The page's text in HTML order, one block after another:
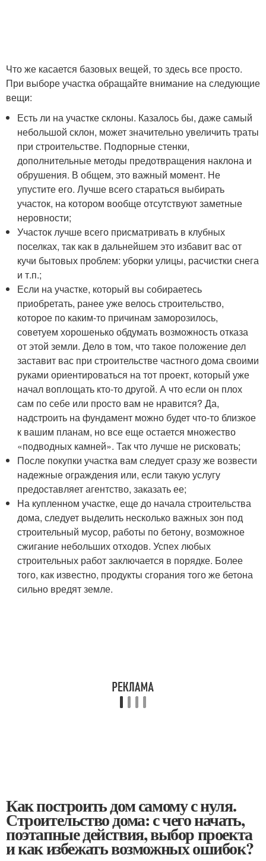
Что же касается базовых вещей, то здесь все просто.
При выборе участка обращайте внимание на следующие
вещи:
Есть ли на участке склоны. Казалось бы, даже самый
небольшой склон, может значительно увеличить траты
при строительстве. Подпорные стенки,
дополнительные методы предотвращения наклона и
обрушения. В общем, это важный момент. Не
упустите его. Лучше всего стараться выбирать
участок, на котором вообще отсутствуют заметные
неровности;
Участок лучше всего присматривать в клубных
поселках, так как в дальнейшем это избавит вас от
кучи бытовых проблем: уборки улицы, расчистки снега
и т.п.;
Если на участке, который вы собираетесь
приобретать, ранее уже велось строительство,
которое по каким-то причинам заморозилось,
советуем хорошенько обдумать возможность отказа
от этой земли. Дело в том, что такое положение дел
заставит вас при строительстве частного дома своими
руками ориентироваться на тот проект, который уже
начал воплощать кто-то другой. А что если он плох
сам по себе или просто вам не нравится? Да,
надстроить на фундамент можно будет что-то близкое
к вашим планам, но все еще остается множество
«подводных камней». Так что лучше не рисковать;
После покупки участка вам следует сразу же возвести
надежные ограждения или, если такую услугу
предоставляет агентство, заказать ее;
На купленном участке, еще до начала строительства
дома, следует выделить несколько важных зон под
строительный мусор, работы по бетону, возможное
сжигание небольших отходов. Успех любых
строительных работ заключается в порядке. Более
того, как известно, продукты сгорания того же бетона
сильно вредят земле.
Как построить дом самому с нуля.
Строительство дома: с чего начать,
поэтапные действия, выбор проекта
и как избежать возможных ошибок?